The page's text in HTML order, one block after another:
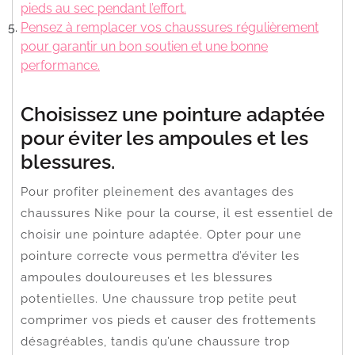
pieds au sec pendant l’effort.
Pensez à remplacer vos chaussures régulièrement
pour garantir un bon soutien et une bonne
performance.
Choisissez une pointure adaptée
pour éviter les ampoules et les
blessures.
Pour profiter pleinement des avantages des
chaussures Nike pour la course, il est essentiel de
choisir une pointure adaptée. Opter pour une
pointure correcte vous permettra d’éviter les
ampoules douloureuses et les blessures
potentielles. Une chaussure trop petite peut
comprimer vos pieds et causer des frottements
désagréables, tandis qu’une chaussure trop